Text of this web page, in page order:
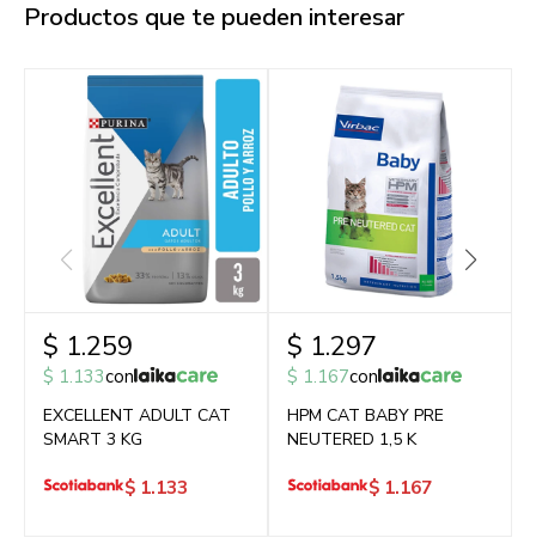
Productos que te pueden interesar
$ 1.259
$ 1.133con
EXCELLENT ADULT CAT
SMART 3 KG
$ 1.133
$ 1.297
$ 1.167con
HPM CAT BABY PRE
NEUTERED 1,5 K
$ 1.167